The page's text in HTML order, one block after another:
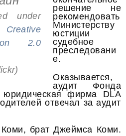
under
Creative
2.0
решение не
рекомендовать
Министерству
юстиции
судебное
преследовани
е.
Оказывается,
аудит Фонда
юридическая фирма DLA
отвечал за аудит
брат Джеймса Коми.